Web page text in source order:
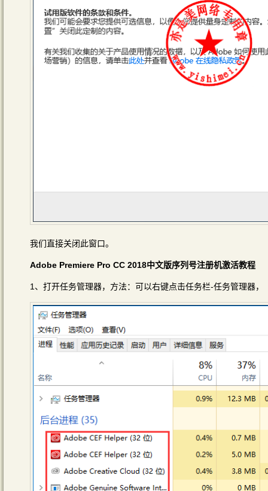
我们直接关闭此窗口。
Adobe Premiere Pro CC 2018中文版序列号注册机激活教程
1、打开任务管理器，方法：可以右键点击任务栏-任务管理器，